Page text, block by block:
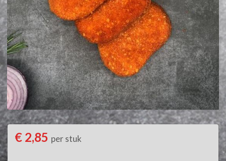
€ 2,85 per stuk